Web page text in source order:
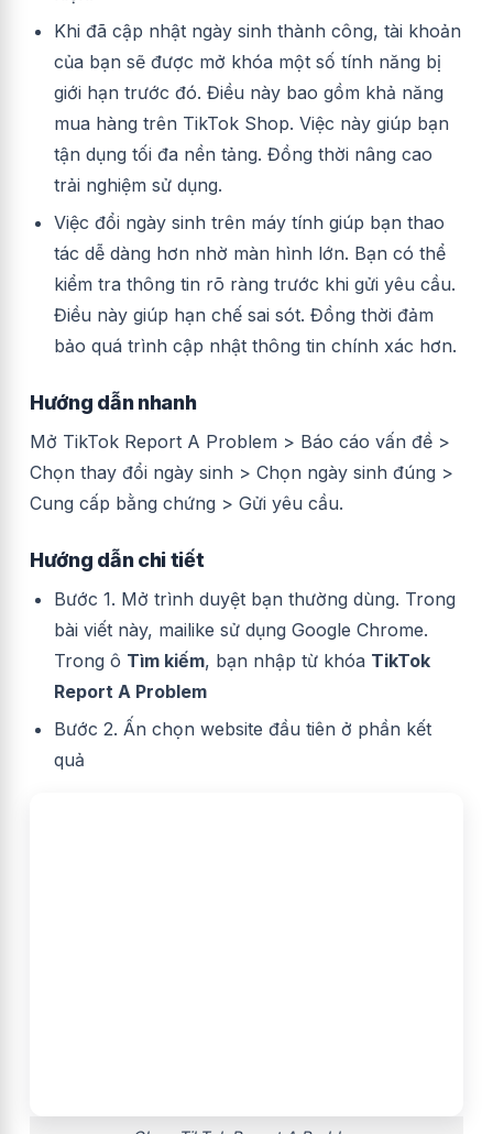
Khi đã cập nhật ngày sinh thành công, tài khoản
của bạn sẽ được mở khóa một số tính năng bị
giới hạn trước đó. Điều này bao gồm khả năng
mua hàng trên TikTok Shop. Việc này giúp bạn
tận dụng tối đa nền tảng. Đồng thời nâng cao
trải nghiệm sử dụng.
Việc đổi ngày sinh trên máy tính giúp bạn thao
tác dễ dàng hơn nhờ màn hình lớn. Bạn có thể
kiểm tra thông tin rõ ràng trước khi gửi yêu cầu.
Điều này giúp hạn chế sai sót. Đồng thời đảm
bảo quá trình cập nhật thông tin chính xác hơn.
Hướng dẫn nhanh
Mở TikTok Report A Problem > Báo cáo vấn đề >
Chọn thay đổi ngày sinh > Chọn ngày sinh đúng >
Cung cấp bằng chứng > Gửi yêu cầu.
Hướng dẫn chi tiết
Bước 1. Mở trình duyệt bạn thường dùng. Trong
bài viết này, mailike sử dụng Google Chrome.
Trong ô Tìm kiếm, bạn nhập từ khóa TikTok
Report A Problem
Bước 2. Ấn chọn website đầu tiên ở phần kết
quả